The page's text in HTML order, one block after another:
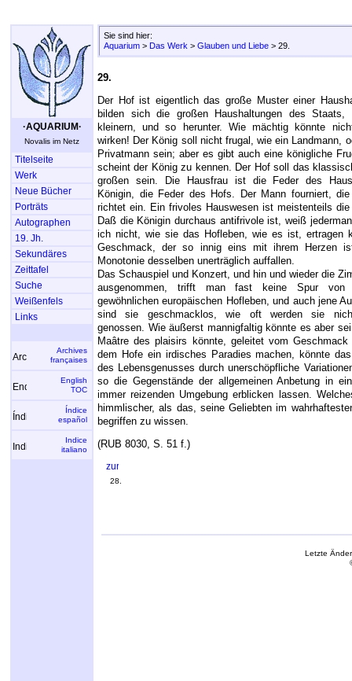
·AQUARIUM·
Novalis im Netz
Titelseite
Werk
Neue Bücher
Porträts
Autographen
19. Jh.
Sekundäres
Zeittafel
Suche
Weißenfels
Links
Archives
françaises
English
TOC
Índice
español
Indice
italiano
Sie sind hier:
Aquarium > Das Werk > Glauben und Liebe > 29.
29.
Der Hof ist eigentlich das große Muster einer
bilden sich die großen Haushaltungen des Staats,
kleinern, und so herunter. Wie mächtig könnte
wirken! Der König soll nicht frugal, wie ein Landmann,
Privatmann sein; aber es gibt auch eine königliche
scheint der König zu kennen. Der Hof soll das
großen sein. Die Hausfrau ist die Feder des
Königin, die Feder des Hofs. Der Mann fourniert,
richtet ein. Ein frivoles Hauswesen ist meistenteils
Daß die Königin durchaus antifrivole ist, weiß
ich nicht, wie sie das Hofleben, wie es ist, ertragen
Geschmack, der so innig eins mit ihrem Herzen
Monotonie desselben unerträglich auffallen.
Das Schauspiel und Konzert, und hin und wieder die
ausgenommen, trifft man fast keine Spur von
gewöhnlichen europäischen Hofleben, und auch jene
sind sie geschmacklos, wie oft werden sie
genossen. Wie äußerst mannigfaltig könnte es aber
Maâtre des plaisirs könnte, geleitet vom
dem Hofe ein irdisches Paradies machen, könnte
des Lebensgenusses durch unerschöpfliche
so die Gegenstände der allgemeinen Anbetung in
immer reizenden Umgebung erblicken lassen.
himmlischer, als das, seine Geliebten im
begriffen zu wissen.
(RUB 8030, S. 51 f.)
28.
Letzte